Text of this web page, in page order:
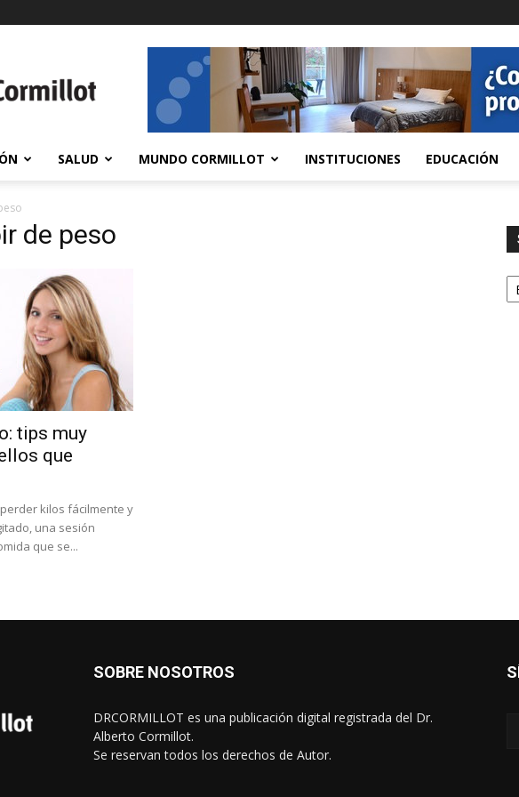
SALUD MUNDO CORMILLOT INSTITUCIONES EDUCACIÓN
de peso
tips muy
que
kilos fácilmente y
una sesión
que se...
SOBRE NOSOTROS
DRCORMILLOT es una publicación digital registrada del Dr.
Alberto Cormillot.
Se reservan todos los derechos de Autor.